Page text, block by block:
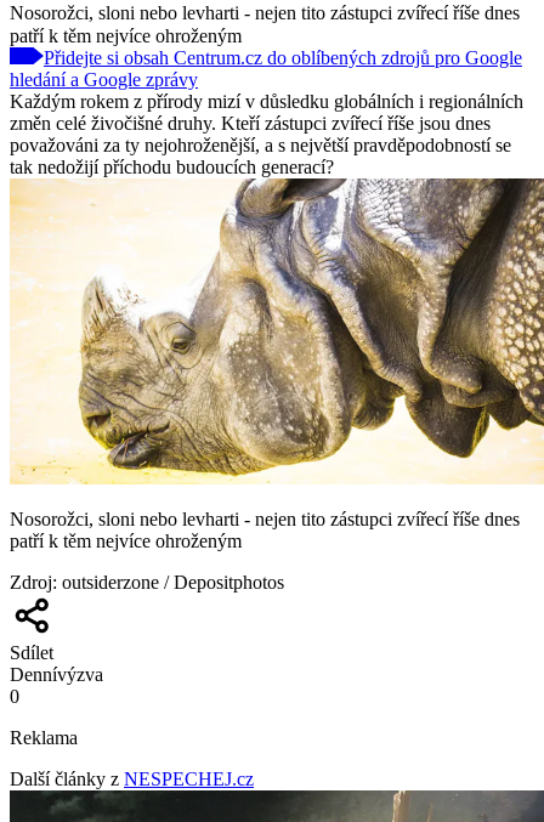
Nosorožci, sloni nebo levharti - nejen tito zástupci zvířecí říše dnes
patří k těm nejvíce ohroženým
Přidejte si obsah Centrum.cz do oblíbených zdrojů pro Google
hledání a Google zprávy
Každým rokem z přírody mizí v důsledku globálních i regionálních
změn celé živočišné druhy. Kteří zástupci zvířecí říše jsou dnes
považováni za ty nejohroženější, a s největší pravděpodobností se
tak nedožijí příchodu budoucích generací?
Nosorožci, sloni nebo levharti - nejen tito zástupci zvířecí říše dnes
patří k těm nejvíce ohroženým
Zdroj: outsiderzone / Depositphotos
Sdílet
Dennívýzva
0
Reklama
Další články z NESPECHEJ.cz